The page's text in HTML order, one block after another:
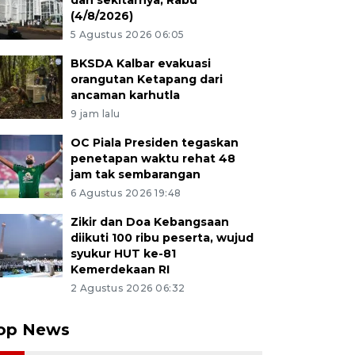
(4/8/2026)
5 Agustus 2026 06:05
BKSDA Kalbar evakuasi
orangutan Ketapang dari
ancaman karhutla
9 jam lalu
OC Piala Presiden tegaskan
penetapan waktu rehat 48
jam tak sembarangan
6 Agustus 2026 19:48
Zikir dan Doa Kebangsaan
diikuti 100 ribu peserta, wujud
syukur HUT ke-81
Kemerdekaan RI
2 Agustus 2026 06:32
News